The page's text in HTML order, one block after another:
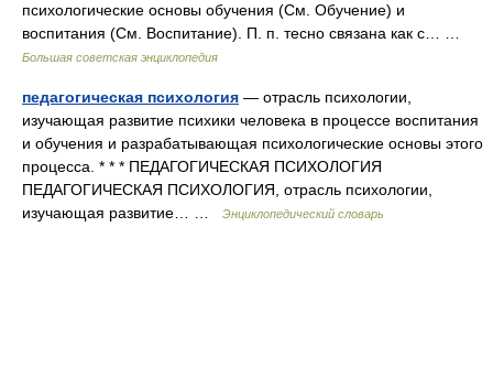
психологические основы обучения (См. Обучение) и
воспитания (См. Воспитание). П. п. тесно связана как с… …
Большая советская энциклопедия
педагогическая психология — отрасль психологии,
изучающая развитие психики человека в процессе воспитания
и обучения и разрабатывающая психологические основы этого
процесса. * * * ПЕДАГОГИЧЕСКАЯ ПСИХОЛОГИЯ
ПЕДАГОГИЧЕСКАЯ ПСИХОЛОГИЯ, отрасль психологии,
изучающая развитие… …
Энциклопедический словарь